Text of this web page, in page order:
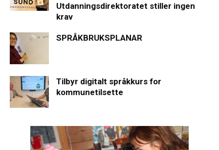
Utdanningsdirektoratet stiller ingen
krav
SPRÅKBRUKSPLANAR
Tilbyr digitalt språkkurs for
kommunetilsette